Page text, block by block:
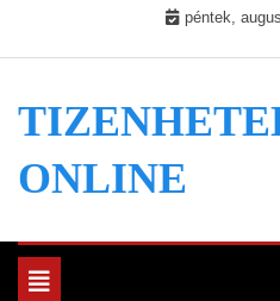
péntek,
ONLINE
Toggle